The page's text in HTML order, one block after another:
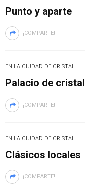
Punto y aparte
¡COMPARTE!
EN LA CIUDAD DE CRISTAL
Palacio de cristal
¡COMPARTE!
EN LA CIUDAD DE CRISTAL
Clásicos locales
¡COMPARTE!